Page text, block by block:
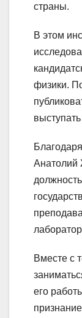
страны.
В этом
физики.
Анатолий
Вместе с
его